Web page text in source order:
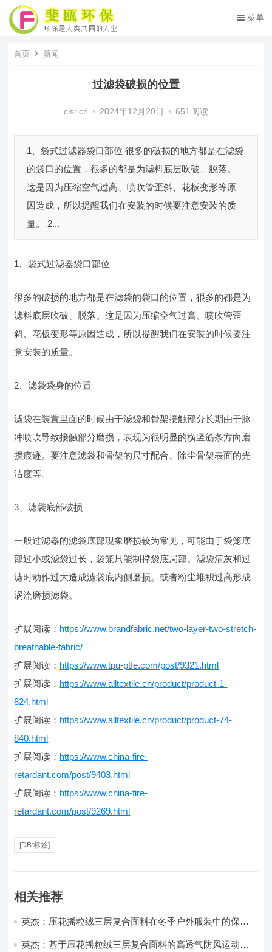
菜单
首页 新闻
过滤袋破损的位置
clsrich • 2024年12月20日 • 651 阅读
1、袋式过滤器袋口部位 很多的破损的地方都是在滤袋
的袋口的位置，很多的都是为滤料底层吹破、脱落。
这是因为压缩空气过高、喷吹管歪斜、花板变形等原
因造成，所以提醒我们在安装的时候要注意安装的质
量。 2...
1、袋式过滤器袋口部位
很多的破损的地方都是在滤袋的袋口的位置，很多的都是为
滤料底层吹破、脱落。这是因为压缩空气过高、喷吹管歪
斜、花板变形等原因造成，所以提醒我们在安装的时候要注
意安装的质量。
2、滤袋袋身的位置
滤袋在装置里面的时候由于滤袋和骨架接触部分长期由于脉
冲喷吹导致接触部分磨损，表现为很明显的横竖筋条方向磨
损痕迹。要注意滤袋和骨架的尺寸配合、除尘骨架表面的光
洁度等。
3、滤袋底部破损
一般过滤器的滤袋底部现象磨损较为常见，可能由于袋笼底
部过小或滤袋过长，袋笼只能制撑袋底局部。滤袋清灰和过
滤时动作过大造成滤袋底内侧磨损。或者粉尘堆积过高形成
涡流磨损滤袋。
扩展阅读： https://www.brandfabric.net/two-layer-two-stretch-
breathable-fabric/
扩展阅读： https://www.tpu-ptfe.com/post/9321.html
扩展阅读： https://www.alltextile.cn/product/product-1-
824.html
扩展阅读： https://www.alltextile.cn/product/product-74-
840.html
扩展阅读： https://www.china-fire-
retardant.com/post/9403.html
扩展阅读： https://www.china-fire-
retardant.com/post/9269.html
[DB:标签]
相关推荐
英杰：压花摇粒绒三层复合面料在冬季户外服装中的保暖
英杰：基于压花摇粒绒三层复合面料的高透气防风运动服